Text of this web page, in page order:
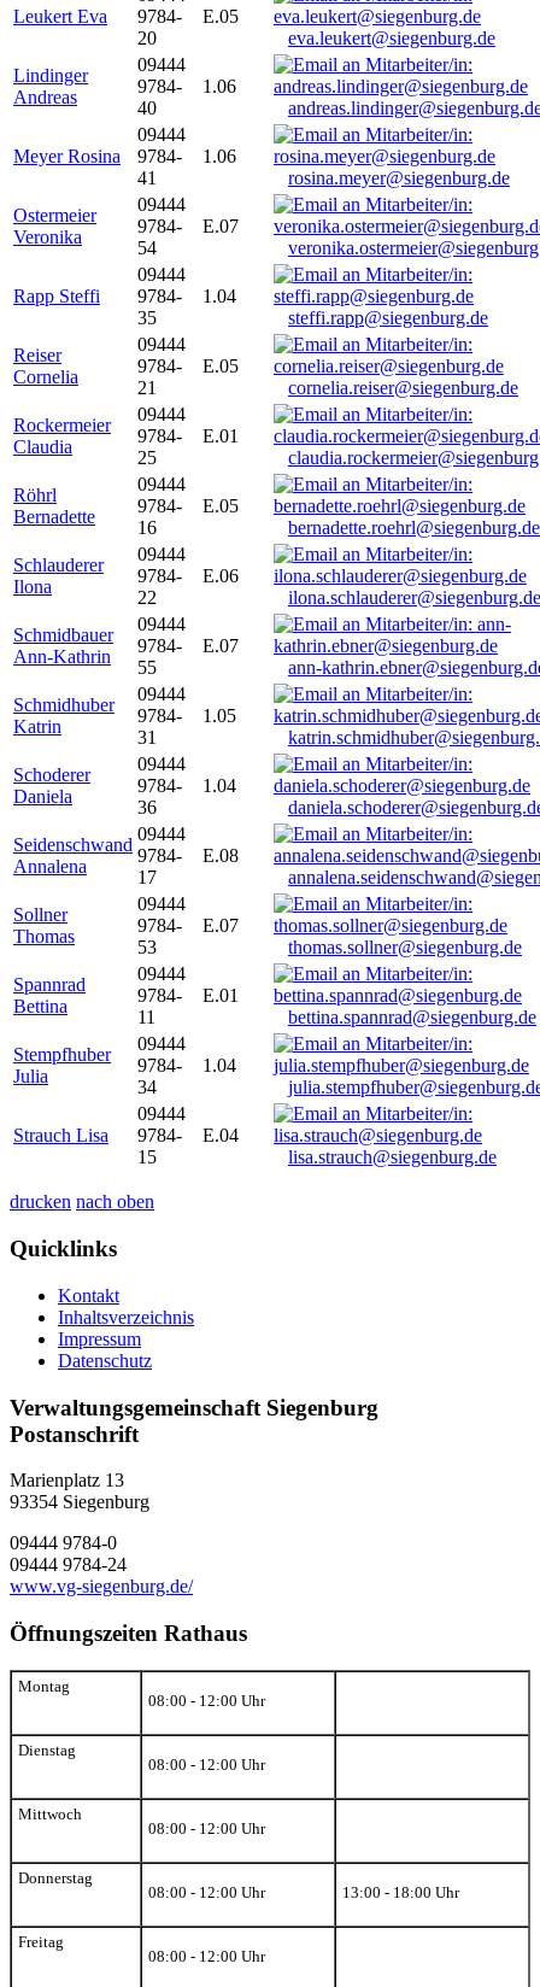
Leukert Eva
9784-
20
E.05
eva.leukert@siegenburg.de
Lindinger
Andreas
09444
9784-
40
1.06
Meyer Rosina
09444
9784-
41
1.06
rosina.meyer@siegenburg.de
Ostermeier
Veronika
09444
9784-
54
E.07
Rapp Steffi
09444
9784-
35
1.04
steffi.rapp@siegenburg.de
Reiser
Cornelia
09444
9784-
21
E.05
cornelia.reiser@siegenburg.de
Rockermeier
Claudia
09444
9784-
25
E.01
Röhrl
Bernadette
09444
9784-
16
E.05
bernadette.roehrl@siegenburg.de
Schlauderer
Ilona
09444
9784-
22
E.06
ilona.schlauderer@siegenburg.de
Schmidbauer
Ann-Kathrin
09444
9784-
55
E.07
ann-
Schmidhuber
Katrin
09444
9784-
31
1.05
Schoderer
Daniela
09444
9784-
36
1.04
Seidenschwand
Annalena
09444
9784-
17
E.08
Sollner
Thomas
09444
9784-
53
E.07
thomas.sollner@siegenburg.de
Spannrad
Bettina
09444
9784-
11
E.01
bettina.spannrad@siegenburg.de
Stempfhuber
Julia
09444
9784-
34
1.04
Strauch Lisa
09444
9784-
15
E.04
lisa.strauch@siegenburg.de
drucken nach oben
Quicklinks
Kontakt
Inhaltsverzeichnis
Impressum
Datenschutz
Verwaltungsgemeinschaft Siegenburg
Postanschrift
Marienplatz 13
93354 Siegenburg
09444 9784-0
09444 9784-24
www.vg-siegenburg.de/
Öffnungszeiten Rathaus
Montag
08:00 - 12:00 Uhr
Dienstag
08:00 - 12:00 Uhr
Mittwoch
08:00 - 12:00 Uhr
Donnerstag
08:00 - 12:00 Uhr
13:00 - 18:00 Uhr
Freitag
08:00 - 12:00 Uhr